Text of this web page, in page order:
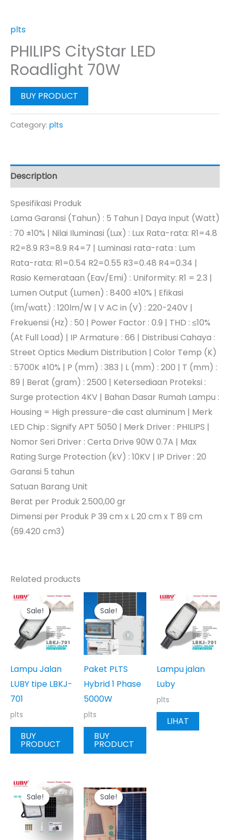
plts
PHILIPS CityStar LED
Roadlight 70W
BUY PRODUCT
Category: plts
Description
Spesifikasi Produk
Lama Garansi (Tahun) : 5 Tahun | Daya Input (Watt)
: 70 ±10% | Nilai Iluminasi (Lux) : Lux Rata-rata: R1=4.8
R2=8.9 R3=8.9 R4=7 | Luminasi rata-rata : Lum
Rata-rata: R1=0.54 R2=0.55 R3=0.48 R4=0.34 |
Rasio Kemerataan (Eav/Emi) : Uniformity: R1 = 2.3 |
Lumen Output (Lumen) : 8400 ±10% | Efikasi
(Im/watt) : 120lm/W | V AC in (V) : 220-240V |
Frekuensi (Hz) : 50 | Power Factor : 0.9 | THD : ≤10%
(At Full Load) | IP Armature : 66 | Distribusi Cahaya :
Street Optics Medium Distribution | Color Temp (K)
: 5700K ±10% | P (mm) : 383 | L (mm) : 200 | T (mm) :
89 | Berat (gram) : 2500 | Ketersediaan Proteksi :
Surge protection 4KV | Bahan Dasar Rumah Lampu :
Housing = High pressure-die cast aluminum | Merk
LED Chip : Signify APT 5050 | Merk Driver : PHILIPS |
Nomor Seri Driver : Certa Drive 90W 0.7A | Max
Rating Surge Protection (kV) : 10KV | IP Driver : 20
Garansi 5 tahun
Satuan Barang Unit
Berat per Produk 2.500,00 gr
Dimensi per Produk P 39 cm x L 20 cm x T 89 cm
(69.420 cm3)
Related products
Sale!
Sale!
Lampu Jalan
LUBY tipe LBKJ-
701
plts
BUY
PRODUCT
Sale!
Sale!
Paket PLTS
Hybrid 1 Phase
5000W
plts
BUY
PRODUCT
Lampu jalan
Luby
plts
LIHAT
Sale!
Sale! Sale!
Sale!